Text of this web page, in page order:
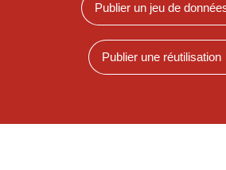
Publier un jeu de
Publier une réutilisation